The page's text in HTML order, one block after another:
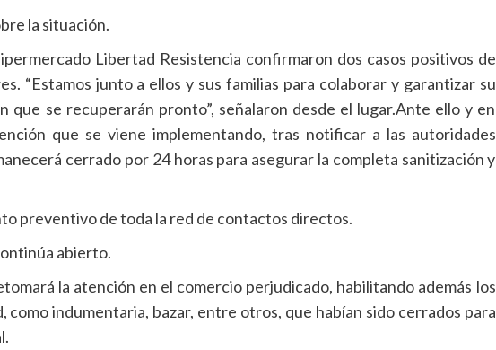
la situación.
Libertad Resistencia confirmaron dos casos positivos de
“Estamos junto a ellos y sus familias para colaborar y garantizar su
que se recuperarán pronto”, señalaron desde el lugar.Ante ello y en
que se viene implementando, tras notificar a las autoridades
cerrado por 24 horas para asegurar la completa sanitización y
preventivo de toda la red de contactos directos.
abierto.
la atención en el comercio perjudicado, habilitando además los
como indumentaria, bazar, entre otros, que habían sido cerrados para